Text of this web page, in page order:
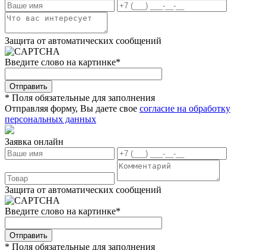
Защита от автоматических сообщений
Введите слово на картинке*
* Поля обязательные для заполнения
Отправляя форму, Вы даете свое согласие на обработку
персональных данных
Заявка онлайн
Защита от автоматических сообщений
Введите слово на картинке*
* Поля обязательные для заполнения